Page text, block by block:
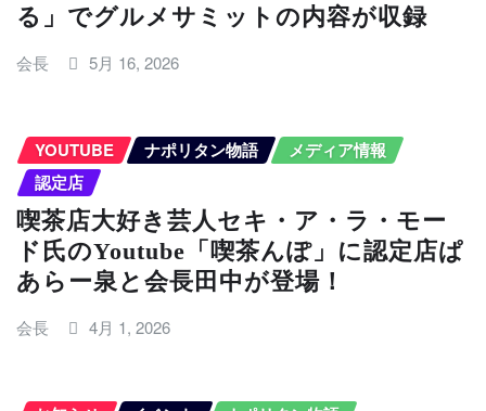
る」でグルメサミットの内容が収録
会長 5月 16, 2026
YOUTUBE ナポリタン物語
メディア情報
認定店
喫茶店大好き芸人セキ・ア・ラ・モー
ド氏のYoutube「喫茶んぽ」に認定店ぱ
あらー泉と会長田中が登場！
会長 4月 1, 2026